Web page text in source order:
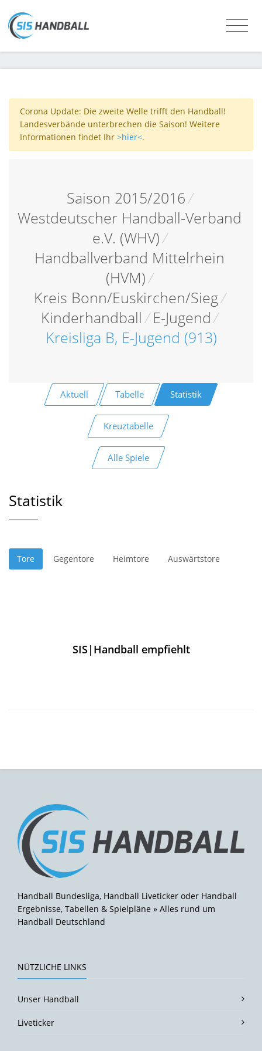
Corona Update: Die zweite Welle trifft den Handball!
Landesverbände unterbrechen die Saison! Weitere
Informationen findet Ihr >hier<.
Saison 2015/2016/
Westdeutscher Handball-Verband
e.V. (WHV)/
Handballverband Mittelrhein
(HVM)/
Kreis Bonn/Euskirchen/Sieg/
Kinderhandball/ E-Jugend/
Kreisliga B, E-Jugend (913)
Aktuell Tabelle Statistik
Kreuztabelle
Alle Spiele
Statistik
Tore Gegentore Heimtore Auswärtstore
SIS|Handball empfiehlt
Handball Bundesliga, Handball Liveticker oder Handball
Ergebnisse, Tabellen & Spielpläne » Alles rund um
Handball Deutschland
NÜTZLICHE LINKS
Unser Handball
Liveticker